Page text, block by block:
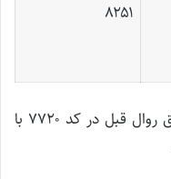
۸۲۵۱
تذکر ۱: پاداش کارانه بیمه بیکاری طبق روال قبل در کد ۷۷۲۰ با